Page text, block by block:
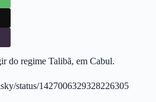
do regime Talibã, em Cabul.
status/1427006329328226305